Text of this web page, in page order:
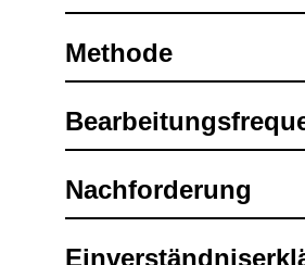
Methode
Nach­for­de­rung